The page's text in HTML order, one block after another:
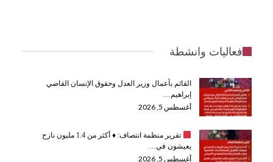
فعاليات وانشطة
القائم بأعمال وزير العدل وحقوق الإنسان القاضي
إبراهيم…
أغسطس 5, 2026
تقرير منظمة انتصاف: ♦️
أكثر من 1.4 مليون نازح
يعيشون في…
أغسطس 5, 2026